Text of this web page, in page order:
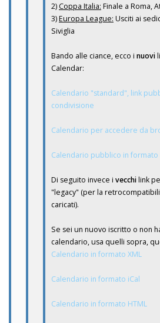
2) Coppa Italia: Finale a Roma,
3)Europa League: Usciti ai
Siviglia
Bando alle ciance, ecco i nuovi
Calendar:
Calendario "standard", link
condivisione
Calendario per accedere da
Calendario pubblico in formato
Di seguito invece i vecchilink
"legacy" (per la
caricati).
Se sei un nuovo iscritto o non
calendario, usa quelli sopra,
Calendario in formato XML
Calendario in formato iCal
Calendario in formato HTML